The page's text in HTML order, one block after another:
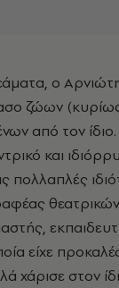
ζώων
από τον ίδιο.
και
πολλαπλές
είχε
χάρισε στον